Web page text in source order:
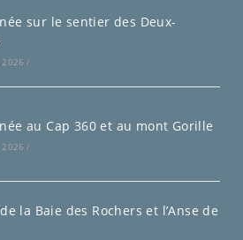
sur le sentier des Deux-
2026 /
au Cap 360 et au mont Gorille
2026 /
la Baie des Rochers et l’Anse de